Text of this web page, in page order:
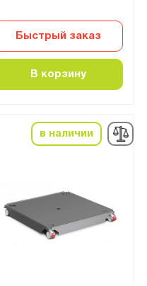
Быстрый заказ
В корзину
в наличии